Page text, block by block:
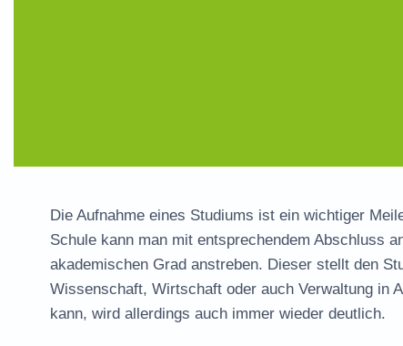
Die Aufnahme eines Studiums ist ein wichtiger
Schule kann man mit entsprechendem Abschluss
akademischen Grad anstreben. Dieser stellt den
Wissenschaft, Wirtschaft oder auch Verwaltung in
kann, wird allerdings auch immer wieder deutlich.